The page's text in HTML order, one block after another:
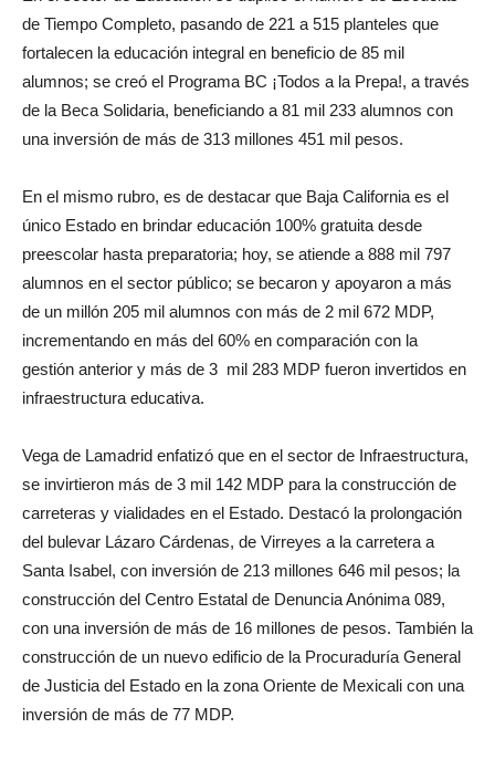
de Tiempo Completo, pasando de 221 a 515 planteles que
fortalecen la educación integral en beneficio de 85 mil
alumnos; se creó el Programa BC ¡Todos a la Prepa!, a través
de la Beca Solidaria, beneficiando a 81 mil 233 alumnos con
una inversión de más de 313 millones 451 mil pesos.
En el mismo rubro, es de destacar que Baja California es el
único Estado en brindar educación 100% gratuita desde
preescolar hasta preparatoria; hoy, se atiende a 888 mil 797
alumnos en el sector público; se becaron y apoyaron a más
de un millón 205 mil alumnos con más de 2 mil 672 MDP,
incrementando en más del 60% en comparación con la
gestión anterior y más de 3 mil 283 MDP fueron invertidos en
infraestructura educativa.
Vega de Lamadrid enfatizó que en el sector de Infraestructura,
se invirtieron más de 3 mil 142 MDP para la construcción de
carreteras y vialidades en el Estado. Destacó la prolongación
del bulevar Lázaro Cárdenas, de Virreyes a la carretera a
Santa Isabel, con inversión de 213 millones 646 mil pesos; la
construcción del Centro Estatal de Denuncia Anónima 089,
con una inversión de más de 16 millones de pesos. También la
construcción de un nuevo edificio de la Procuraduría General
de Justicia del Estado en la zona Oriente de Mexicali con una
inversión de más de 77 MDP.